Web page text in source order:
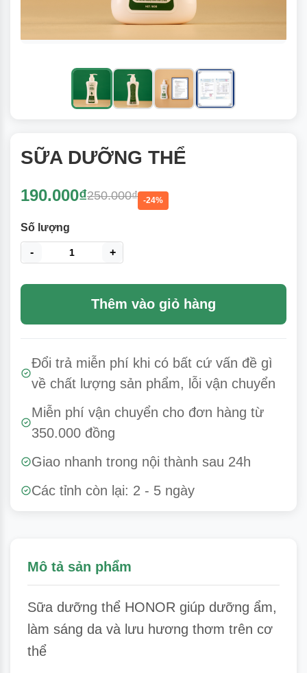
SỮA DƯỠNG THỂ
190.000₫250.000₫ -24%
Số lượng
- +
Thêm vào giỏ hàng
Đổi trả miễn phí khi có bất cứ vấn đề gì
về chất lượng sản phẩm, lỗi vận chuyển
Miễn phí vận chuyển cho đơn hàng từ
350.000 đồng
Giao nhanh trong nội thành sau 24h
Các tỉnh còn lại: 2 - 5 ngày
Mô tả sản phẩm
Sữa dưỡng thể HONOR giúp dưỡng ẩm,
làm sáng da và lưu hương thơm trên cơ
thể